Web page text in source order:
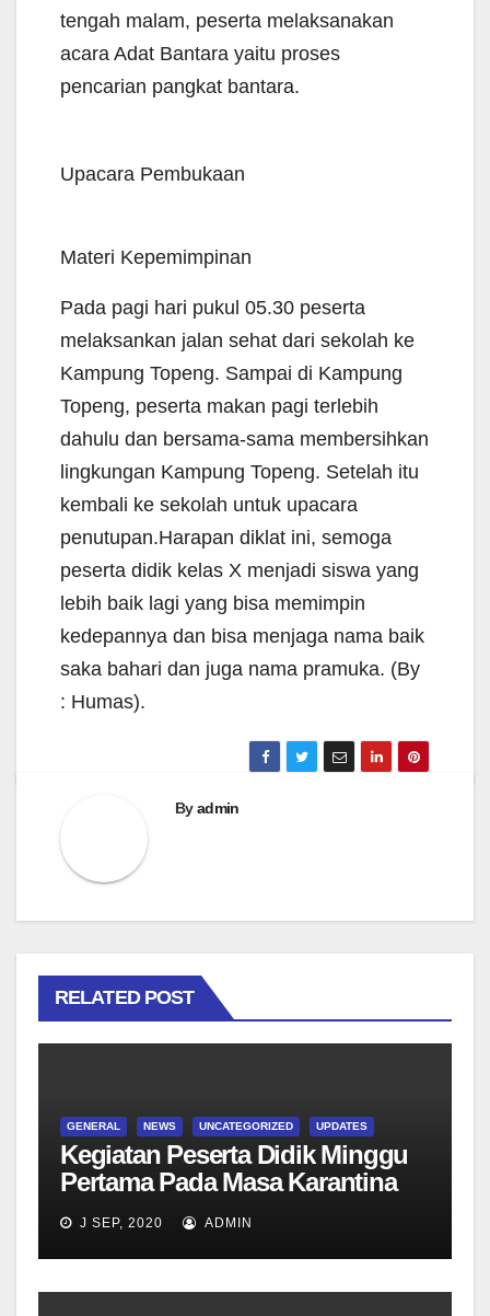
tengah malam, peserta melaksanakan
acara Adat Bantara yaitu proses
pencarian pangkat bantara.
Upacara Pembukaan
Materi Kepemimpinan
Pada pagi hari pukul 05.30 peserta
melaksankan jalan sehat dari sekolah ke
Kampung Topeng. Sampai di Kampung
Topeng, peserta makan pagi terlebih
dahulu dan bersama-sama membersihkan
lingkungan Kampung Topeng. Setelah itu
kembali ke sekolah untuk upacara
penutupan.Harapan diklat ini, semoga
peserta didik kelas X menjadi siswa yang
lebih baik lagi yang bisa memimpin
kedepannya dan bisa menjaga nama baik
saka bahari dan juga nama pramuka. (By
: Humas).
Byadmin
RELATED POST
GENERAL NEWS UNCATEGORIZED UPDATES
Kegiatan Peserta Didik Minggu
Pertama Pada Masa Karantina
Tahap II di LANAL Malang
J SEP, 2020 ADMIN